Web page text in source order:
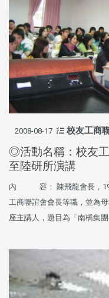
2008-08-17 校友工商
◎活動名稱：校友
至陸研所演講
內 容： 陳飛龍會長，
工商聯誼會會長等職，並為
座主講人，題目為「南橋集